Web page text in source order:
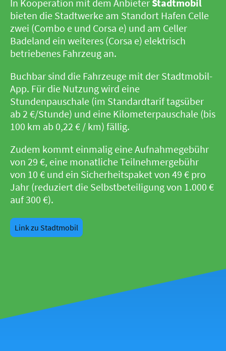
In Kooperation mit dem Anbieter Stadtmobil
bieten die Stadtwerke am Standort Hafen Celle
zwei (Combo e und Corsa e) und am Celler
Badeland ein weiteres (Corsa e) elektrisch
betriebenes Fahrzeug an.
Buchbar sind die Fahrzeuge mit der Stadtmobil-
App. Für die Nutzung wird eine
Stundenpauschale (im Standardtarif tagsüber
ab 2 €/Stunde) und eine Kilometerpauschale (bis
100 km ab 0,22 € / km) fällig.
Zudem kommt einmalig eine Aufnahmegebühr
von 29 €, eine monatliche Teilnehmergebühr
von 10 € und ein Sicherheitspaket von 49 € pro
Jahr (reduziert die Selbstbeteiligung von 1.000 €
auf 300 €).
Link zu Stadtmobil